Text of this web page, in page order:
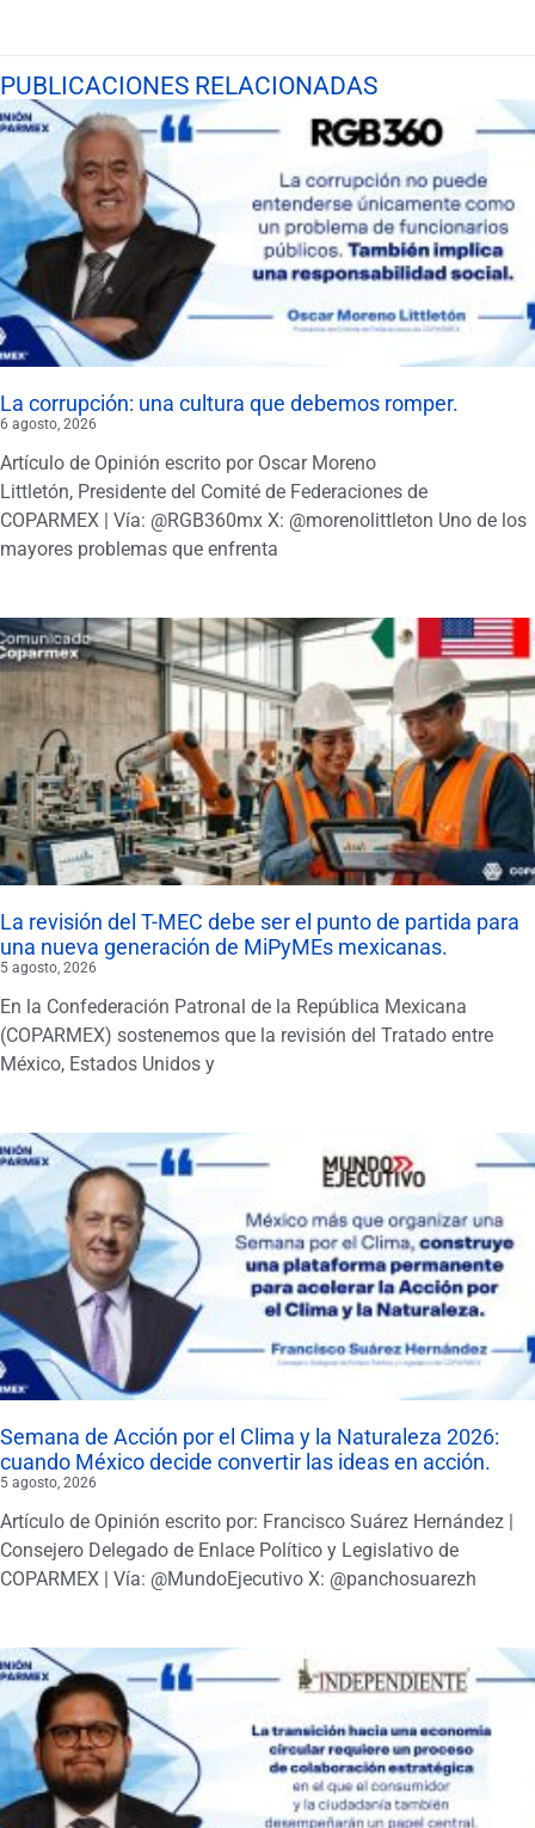
PUBLICACIONES RELACIONADAS
La corrupción: una cultura que debemos romper.
6 agosto, 2026
Artículo de Opinión escrito por Oscar Moreno
Littletón, Presidente del Comité de Federaciones de
COPARMEX | Vía: @RGB360mx X: @morenolittleton Uno de los
mayores problemas que enfrenta
La revisión del T-MEC debe ser el punto de partida para
una nueva generación de MiPyMEs mexicanas.
5 agosto, 2026
En la Confederación Patronal de la República Mexicana
(COPARMEX) sostenemos que la revisión del Tratado entre
México, Estados Unidos y
Semana de Acción por el Clima y la Naturaleza 2026:
cuando México decide convertir las ideas en acción.
5 agosto, 2026
Artículo de Opinión escrito por: Francisco Suárez Hernández |
Consejero Delegado de Enlace Político y Legislativo de
COPARMEX | Vía: @MundoEjecutivo X: @panchosuarezh